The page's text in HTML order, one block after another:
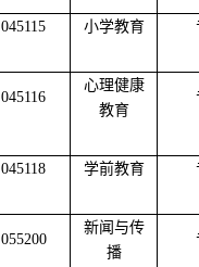
045115 小学教育
045116
心理健康
教育
045118 学前教育
055200
新闻与传
播